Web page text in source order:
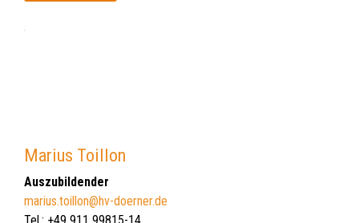
Marius Toillon
Auszubildender
marius.toillon@hv-doerner.de